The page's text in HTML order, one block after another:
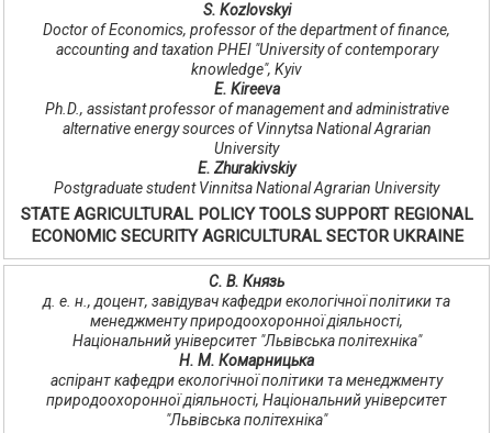
S. Kozlovskyi
Doctor of Economics, professor of the department of finance,
accounting and taxation PHEI "University of contemporary
knowledge", Kyiv
E. Kireeva
Ph.D., assistant professor of management and administrative
alternative energy sources of Vinnytsa National Agrarian
University
E. Zhurakivskiy
Postgraduate student Vinnitsa National Agrarian University
STATE AGRICULTURAL POLICY TOOLS SUPPORT REGIONAL
ECONOMIC SECURITY AGRICULTURAL SECTOR UKRAINE
С. В. Князь
д. е. н., доцент, завідувач кафедри екологічної політики та
менеджменту природоохоронної діяльності,
Національний університет "Львівська політехніка"
Н. М. Комарницька
аспірант кафедри екологічної політики та менеджменту
природоохоронної діяльності, Національний університет
"Львівська політехніка"